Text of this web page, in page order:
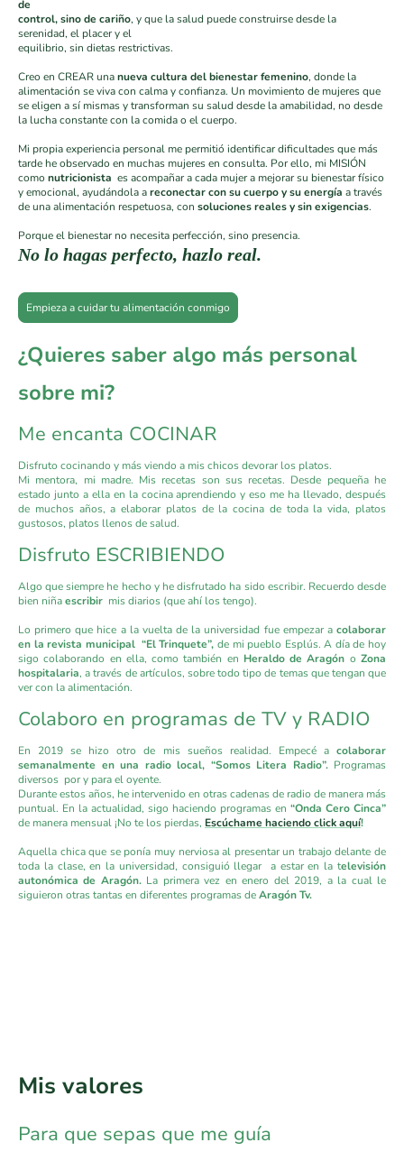
de
control, sino de cariño, y que la salud puede construirse desde la
serenidad, el placer y el
equilibrio, sin dietas restrictivas.
Creo en CREAR unanueva cultura del bienestar femenino, donde la
alimentación se viva con calma y confianza. Un movimiento de mujeres que
se eligen a sí mismas y transforman su salud desde la amabilidad, no desde
la lucha constante con la comida o el cuerpo.
Mi propia experiencia personal me permitió identificar dificultades que más
tarde he observado en muchas mujeres en consulta. Por ello, mi MISIÓN
como nutricionista es acompañar a cada mujer a mejorar su bienestar físico
y emocional, ayudándola areconectar con su cuerpo y su energía a través
de una alimentación respetuosa, con soluciones reales y sin exigencias.
Porque el bienestar no necesita perfección, sino presencia.
No lo hagas perfecto, hazlo real.
Empieza a cuidar tu alimentación conmigo
Me encanta COCINAR
Disfruto cocinando y más viendo a mis chicos devorar los platos.
Mi mentora, mi madre. Mis recetas son sus recetas. Desde pequeña he
estado junto a ella en la cocina aprendiendo y eso me ha llevado, después
de muchos años, a elaborar platos de la cocina de toda la vida, platos
gustosos, platos llenos de salud.
¿Quieres saber algo más personal
sobre mi?
Disfruto ESCRIBIENDO
Algo que siempre he hecho y he disfrutado ha sido escribir. Recuerdo desde
bien niñaescribir mis diarios (que ahí los tengo).
Lo primero que hice a la vuelta de la universidad fue empezar a colaborar
en la revista municipal “El Trinquete”, de mi pueblo Esplús. A día de hoy
sigo colaborando en ella, como también en Heraldo de Aragón o Zona
hospitalaria, a través de artículos, sobre todo tipo de temas que tengan que
ver con la alimentación.
Colaboro en programas de TV y RADIO
En 2019 se hizo otro de mis sueños realidad. Empecé a colaborar
semanalmente en una radio local, “Somos Litera Radio”.Programas
diversos por y para el oyente.
Durante estos años, he intervenido en otras cadenas de radio de manera más
puntual. En la actualidad, sigo haciendo programas en “Onda Cero Cinca”
de manera mensual ¡No te los pierdas, Escúchame haciendo click aquí!
Aquella chica que se ponía muy nerviosa al presentar un trabajo delante de
toda la clase, en la universidad, consiguió llegar a estar en la televisión
autonómica de Aragón.La primera vez en enero del 2019, a la cual le
siguieron otras tantas en diferentes programas deAragón Tv.
Mis valores
Para que sepas que me guía